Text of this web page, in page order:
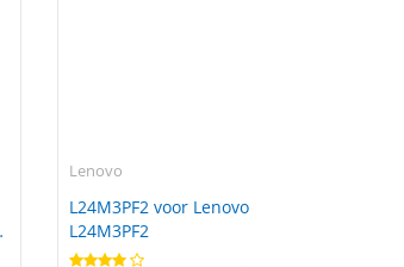
Lenovo
L24M3PF2 voor Lenovo
L24M3PF2